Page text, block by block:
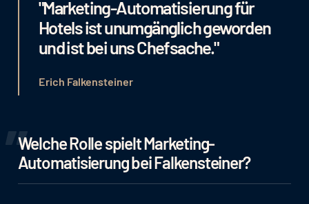
"Marketing-Automatisierung für
Hotels ist unumgänglich geworden
und ist bei uns Chefsache."
Erich Falkensteiner
Welche Rolle spielt Marketing-
Automatisierung bei Falkensteiner?